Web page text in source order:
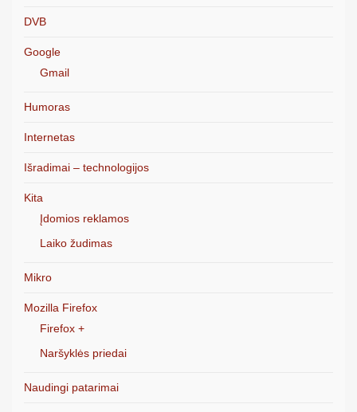
DVB
Google
Gmail
Humoras
Internetas
Išradimai – technologijos
Kita
Įdomios reklamos
Laiko žudimas
Mikro
Mozilla Firefox
Firefox +
Naršyklės priedai
Naudingi patarimai